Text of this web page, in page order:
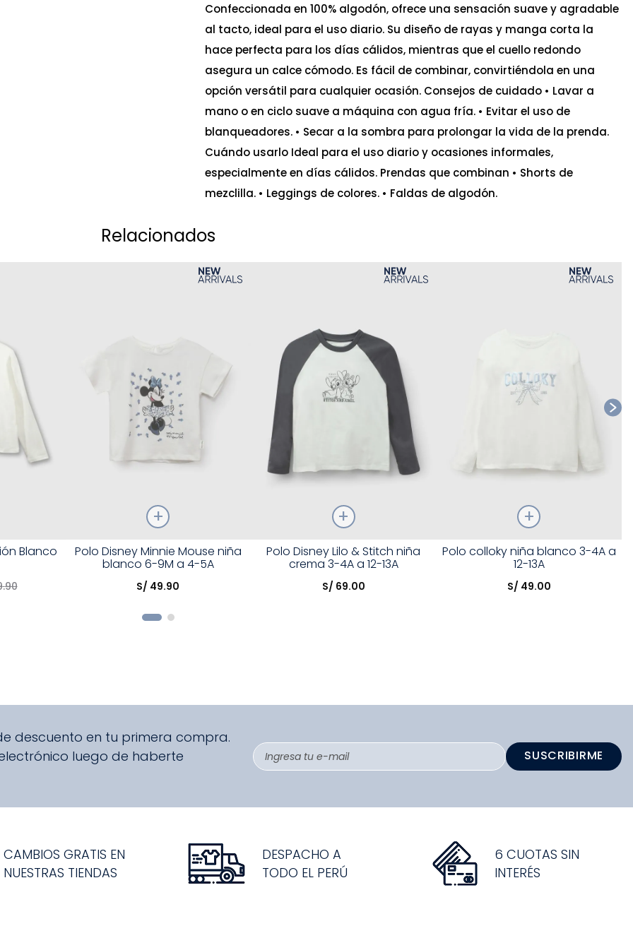
Confeccionada en 100% algodón, ofrece una sensación suave y agradable
al tacto, ideal para el uso diario. Su diseño de rayas y manga corta la
hace perfecta para los días cálidos, mientras que el cuello redondo
asegura un calce cómodo. Es fácil de combinar, convirtiéndola en una
opción versátil para cualquier ocasión. Consejos de cuidado • Lavar a
mano o en ciclo suave a máquina con agua fría. • Evitar el uso de
blanqueadores. • Secar a la sombra para prolongar la vida de la prenda.
Cuándo usarlo Ideal para el uso diario y ocasiones informales,
especialmente en días cálidos. Prendas que combinan • Shorts de
mezclilla. • Leggings de colores. • Faldas de algodón.
Relacionados
Blanco
.90
Talla
Elige una opción
Polo Disney Minnie Mouse niña
blanco 6-9M a 4-5A
S/ 49.90
Talla
Elige una opción
Polo Disney Lilo & Stitch niña
crema 3-4A a 12-13A
S/ 69.00
Talla
Elige una opción
Polo colloky niña blanco 3-4A a
12-13A
S/ 49.00
descuento en tu primera compra.
luego de haberte
SUSCRIBIRME
CAMBIOS GRATIS EN
NUESTRAS TIENDAS
DESPACHO A
TODO EL PERÚ
6 CUOTAS SIN
INTERÉS